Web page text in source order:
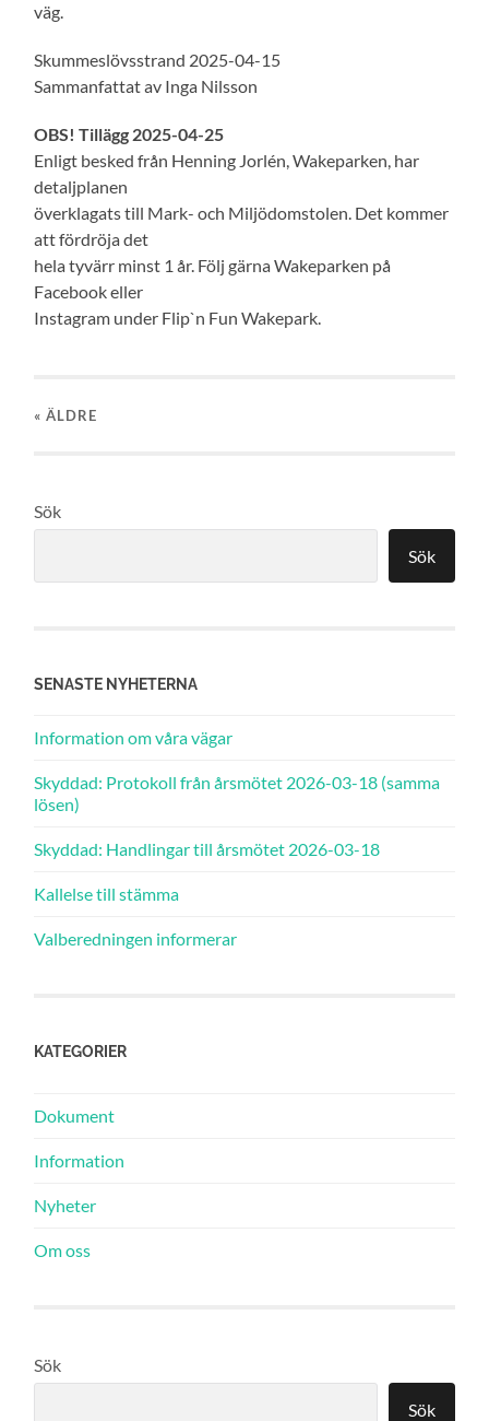
väg.
Skummeslövsstrand 2025-04-15
Sammanfattat av Inga Nilsson
OBS! Tillägg 2025-04-25
Enligt besked från Henning Jorlén, Wakeparken, har
detaljplanen
överklagats till Mark- och Miljödomstolen. Det kommer
att fördröja det
hela tyvärr minst 1 år. Följ gärna Wakeparken på
Facebook eller
Instagram under Flip`n Fun Wakepark.
« ÄLDRE
Sök
Sök
SENASTE NYHETERNA
Information om våra vägar
Skyddad: Protokoll från årsmötet 2026-03-18 (samma
lösen)
Skyddad: Handlingar till årsmötet 2026-03-18
Kallelse till stämma
Valberedningen informerar
KATEGORIER
Dokument
Information
Nyheter
Om oss
Sök
Sök